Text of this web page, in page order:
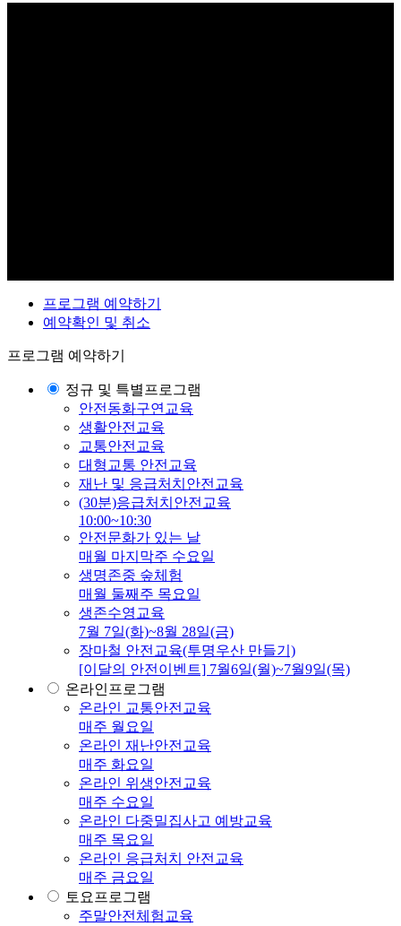
프로그램 예약하기
예약확인 및 취소
프로그램 예약하기
정규 및 특별프로그램
안전동화구연교육
생활안전교육
교통안전교육
대형교통 안전교육
재난 및 응급처치안전교육
(30분)응급처치안전교육
10:00~10:30
안전문화가 있는 날
매월 마지막주 수요일
생명존중 숲체험
매월 둘째주 목요일
생존수영교육
7월 7일(화)~8월 28일(금)
장마철 안전교육(투명우산 만들기)
[이달의 안전이벤트] 7월6일(월)~7월9일(목)
온라인프로그램
온라인 교통안전교육
매주 월요일
온라인 재난안전교육
매주 화요일
온라인 위생안전교육
매주 수요일
온라인 다중밀집사고 예방교육
매주 목요일
온라인 응급처치 안전교육
매주 금요일
토요프로그램
주말안전체험교육